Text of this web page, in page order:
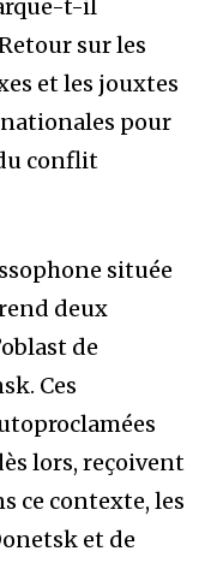
t-il
sur les
et les jouxtes
pour
conflit
située
deux
de
Ces
lors, reçoivent
ce contexte, les
et de